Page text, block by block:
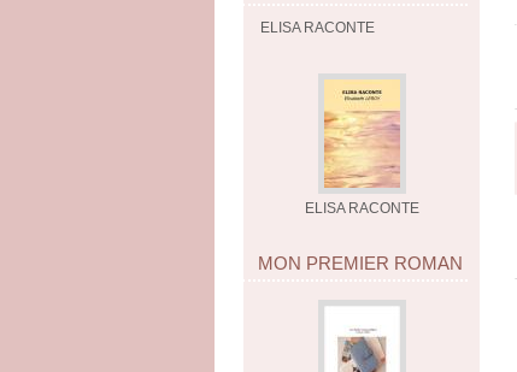
ELISA RACONTE
ELISA RACONTE
MON PREMIER ROMAN